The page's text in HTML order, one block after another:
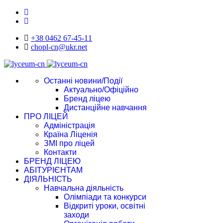
+38 0462 67-45-11
chopl-cn@ukr.net
Останні новини/Події
Актуально/Офіційно
Бренд ліцею
Дистанційне навчання
ПРО ЛІЦЕЙ
Адміністрація
Країна Ліценія
ЗМІ про ліцей
Контакти
БРЕНД ЛІЦЕЮ
АБІТУРІЄНТАМ
ДІЯЛЬНІСТЬ
Навчальна діяльність
Олімпіади та конкурси
Відкриті уроки, освітні
заходи